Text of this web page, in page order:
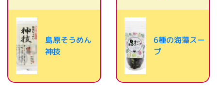
島原そうめん
神技
6種の海藻スー
プ